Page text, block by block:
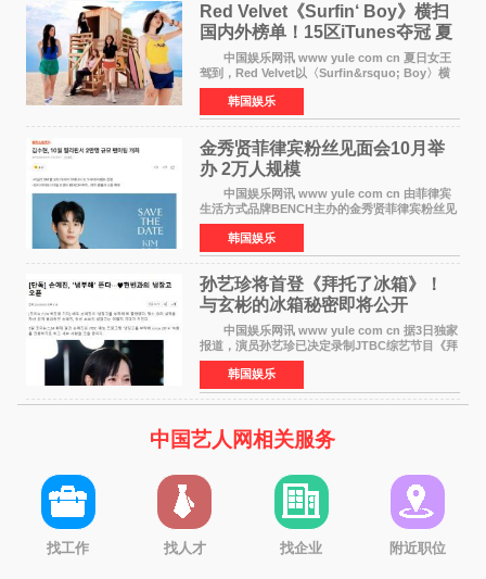
Red Velvet《Surfin‘ Boy》横扫
国内外榜单！15区iTunes夺冠 夏
日女王强势回归
中国娱乐网讯 www yule com cn 夏日女王
驾到，Red Velvet以〈Surfin&rsquo; Boy〉横
扫国内外榜单，获得音乐粉丝的热烈反响。
Red Velvet于3日发行了夏日迷你专辑《Velvet
Summer》，
韩国娱乐
金秀贤菲律宾粉丝见面会10月举
办 2万人规模
中国娱乐网讯 www yule com cn 由菲律宾
生活方式品牌BENCH主办的金秀贤菲律宾粉丝见
面会，将于10月2日在马尼拉SM Mall of
Asia（MOA）竞技场举行，预计规模达2万人。
这也是金秀贤自去年陷
韩国娱乐
孙艺珍将首登《拜托了冰箱》！
与玄彬的冰箱秘密即将公开
中国娱乐网讯 www yule com cn 据3日独家
报道，演员孙艺珍已决定录制JTBC综艺节目《拜
托了冰箱》，目前正在协调具体细节。这是孙艺
珍首次公开个人冰箱，也是她婚后首次以玄彬的
妻子身份参与
韩国娱乐
中国艺人网相关服务
找工作 找人才 找企业 附近职位